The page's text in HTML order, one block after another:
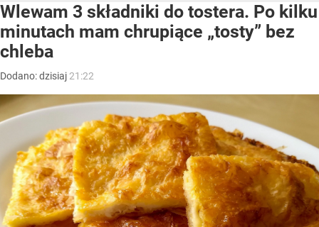
Wlewam 3 składniki do tostera. Po kilku
minutach mam chrupiące „tosty” bez
chleba
Dodano:dzisiaj 21:22